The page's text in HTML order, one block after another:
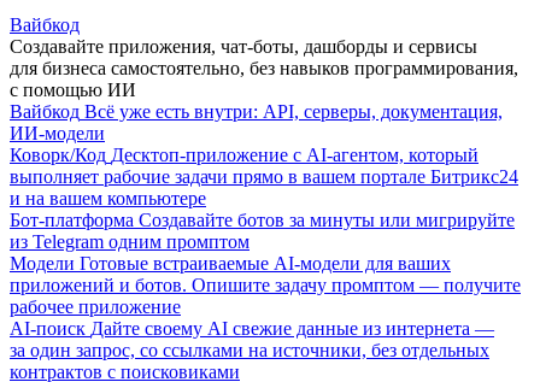
Вайбкод
Создавайте приложения, чат-боты, дашборды и сервисы
для бизнеса самостоятельно, без навыков программирования,
с помощью ИИ
Вайбкод Всё уже есть внутри: API, серверы, документация,
ИИ-модели
Коворк/Код Десктоп-приложение с AI-агентом, который
выполняет рабочие задачи прямо в вашем портале Битрикс24
и на вашем компьютере
Бот-платформа Создавайте ботов за минуты или мигрируйте
из Telegram одним промптом
Модели Готовые встраиваемые AI-модели для ваших
приложений и ботов. Опишите задачу промптом — получите
рабочее приложение
AI-поиск Дайте своему AI свежие данные из интернета —
за один запрос, со ссылками на источники, без отдельных
контрактов с поисковиками